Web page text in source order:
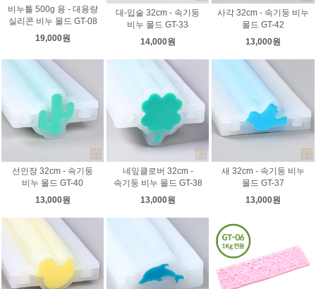
비누틀 500g 용 - 대용량
실리콘 비누 몰드 GT-08
19,000원
대-입술 32cm - 속기둥
비누 몰드 GT-33
14,000원
사각 32cm - 속기둥 비누
몰드 GT-42
13,000원
선인장 32cm - 속기둥
비누 몰드 GT-40
13,000원
네잎클로버 32cm -
속기둥 비누 몰드 GT-38
13,000원
새 32cm - 속기둥 비누
몰드 GT-37
13,000원